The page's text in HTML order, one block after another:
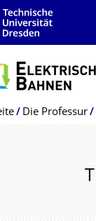
Menü
Die Professur